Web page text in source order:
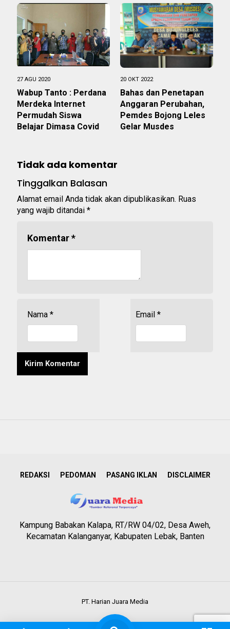
27 AGU 2020
Wabup Tanto : Perdana
Merdeka Internet
Permudah Siswa
Belajar Dimasa Covid
20 OKT 2022
Bahas dan Penetapan
Anggaran Perubahan,
Pemdes Bojong Leles
Gelar Musdes
Tidak ada komentar
Tinggalkan Balasan
Alamat email Anda tidak akan dipublikasikan. Ruas
yang wajib ditandai *
Komentar*
Nama * Email *
REDAKSI PEDOMAN PASANG IKLAN DISCLAIMER
Kampung Babakan Kalapa, RT/RW 04/02, Desa Aweh,
Kecamatan Kalanganyar, Kabupaten Lebak, Banten
PT. Harian Juara Media